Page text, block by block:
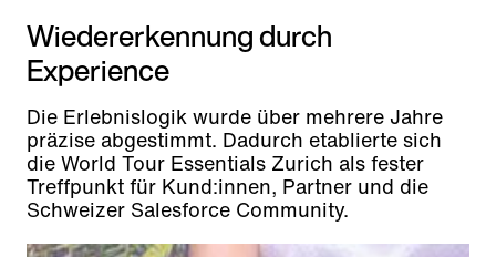
Wiedererkennung durch
Experience
Die Erlebnislogik wurde über mehrere Jahre
präzise abgestimmt. Dadurch etablierte sich
die World Tour Essentials Zurich als fester
Treffpunkt für Kund:innen, Partner und die
Schweizer Salesforce Community.